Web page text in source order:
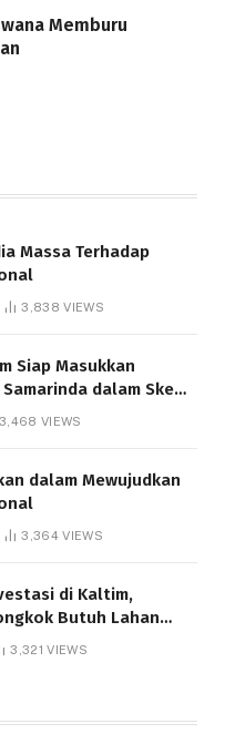
Memburu
Massa Terhadap
3,838VIEWS
Siap Masukkan
dalam Skema
Gratispol
3,468 VIEWS
dalam Mewujudkan
3,364VIEWS
di Kaltim,
Butuh Lahan
3,321VIEWS